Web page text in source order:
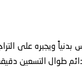
ويجبره على
التسعين دقيقة.